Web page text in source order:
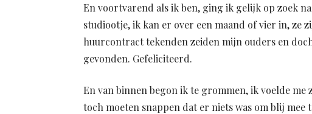
En voortvarend als ik ben, ging ik gelijk op zoek
studiootje, ik kan er over een maand of vier in, ze
huurcontract tekenden zeiden mijn ouders en
gevonden. Gefeliciteerd.
En van binnen begon ik te grommen, ik voelde me
toch moeten snappen dat er niets was om blij